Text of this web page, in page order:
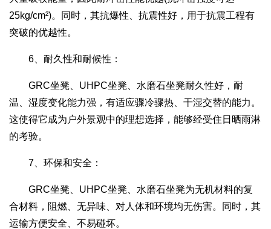
25kg/cm²)。同时，其抗爆性、抗震性好，用于抗震工程有
突破的优越性。
6、耐久性和耐候性：
GRC坐凳、UHPC坐凳、水磨石坐凳耐久性好，耐
温、湿度变化能力强，有适应骤冷骤热、干湿交替的能力。
这使得它成为户外景观中的理想选择，能够经受住日晒雨淋
的考验。
7、环保和安全：
GRC坐凳、UHPC坐凳、水磨石坐凳为无机材料的复
合材料，阻燃、无异味、对人体和环境均无伤害。同时，其
运输方便安全、不易碰坏。